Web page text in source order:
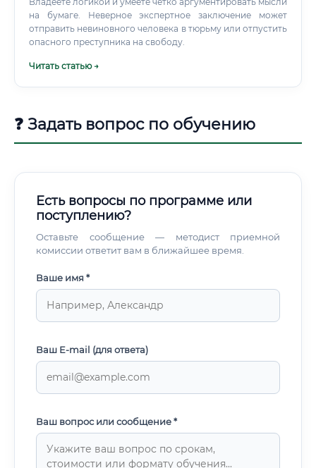
на бумаге. Неверное экспертное заключение может
отправить невиновного человека в тюрьму или отпустить
опасного преступника на свободу.
Читать статью →
❓ Задать вопрос по обучению
Есть вопросы по программе или
поступлению?
Оставьте сообщение — методист приемной
комиссии ответит вам в ближайшее время.
Ваше имя *
Ваш E-mail (для ответа)
Ваш вопрос или сообщение *